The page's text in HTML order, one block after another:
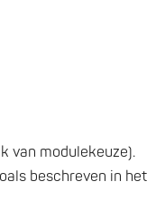
van modulekeuze).
beschreven in het